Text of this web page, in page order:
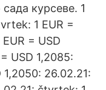
курсеве. 1
1 EUR =
= USD
USD 1,2085:
1,2050: 26.02.21: